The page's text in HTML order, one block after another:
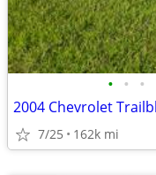
• • •
2004 Chevrolet
7/25 162k mi